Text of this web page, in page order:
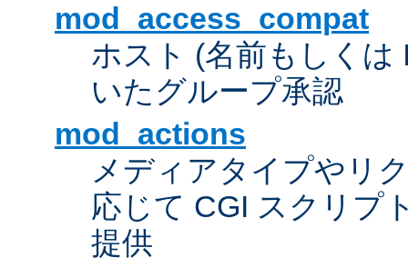
mod_access_compat
ホスト (名前もしくは
いたグループ承認
mod_actions
メディアタイプやリ
応じて CGI スクリプ
提供